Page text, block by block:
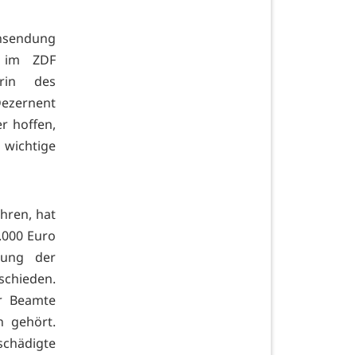
ZDF
des
hoffen,
hat
Euro
der
Beamte
gehört.